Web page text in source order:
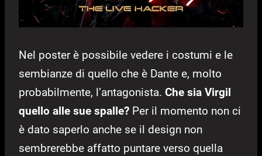
Nel poster è possibile vedere i costumi e le
sembianze di quello che è Dante e, molto
probabilmente, l’antagonista. Che sia Virgil
quello alle sue spalle? Per il momento non ci
è dato saperlo anche se il design non
sembrerebbe affatto puntare verso quella